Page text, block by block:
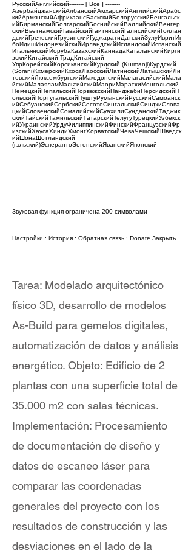
РусскийАнглийский-------- [ Все ] --------
АзербайджанскийАлбанскийАмхарскийАнглийскийАрабс
кийАрмянскийАфрикаансБаскскийБелорусскийБенгальск
ийБирманскийБолгарскийБоснийскийВаллийскийВенгер
скийВьетнамскийГавайскийГаитянскийГалисийскийГоллан
дскийГреческийГрузинскийГуджаратиДатскийЗулуИвритИг
боИдишИндонезийскийИрландскийИсландскийИспанский
ИтальянскийЙорубаКазахскийКаннадаКаталанскийКирги
зскийКитайский ТрадКитайский
УпрКорейскийКорсиканскийКурдский (Kurmanji)Курдский
(Sorani)КхмерскийКхосаЛаосскийЛатинскийЛатышскийЛи
товскийЛюксембургскийМакедонскийМалагасийскийМала
йскийМалаяламМальтийскийМаориМаратхиМонгольский
НемецкийНепальскийНорвежскийПанджабиПерсидскийП
ольскийПортугальскийПуштуРумынскийРусскийСамоанск
ийСебуанскийСербскийСесотоСингальскийСиндхиСлова
цкийСловенскийСомалийскийСуахилиСунданскийТаджик
скийТайскийТамильскийТатарскийТелугуТурецкийУзбекск
ийУкраинскийУрдуФилиппинскийФинскийФранцузскийФр
изскийХаусаХиндиХмонгХорватскийЧеваЧешскийШведск
ийШонаШотландский
(гэльский)ЭсперантоЭстонскийЯванскийЯпонский
Звуковая функция ограничена 200 символами
Настройки : История : Обратная связь : Donate Закрыть
Tarea: Modelado arquitectónico
físico 3D, desarrollo de modelos
As-Build para gemelos digitales,
automatización de datos y análisis
energético. Objeto: Edificio de 2
plantas con una superficie total de
35.000 m2 con salas técnicas.
Implementación: Procesamiento
de documentación de diseño y
datos de escaneo láser para
comparar las coordenadas
generales del proyecto con los
resultados de construcción y las
desviaciones en el lado de la